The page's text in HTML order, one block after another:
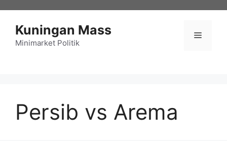
Kuningan Mass
Minimarket Politik
Menu
Persib vs Arema